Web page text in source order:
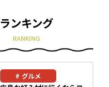
ランキング
RANKING
グルメ